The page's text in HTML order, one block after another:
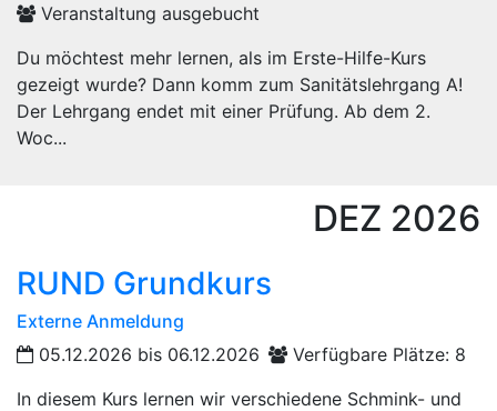
Veranstaltung ausgebucht
Du möchtest mehr lernen, als im Erste-Hilfe-Kurs
gezeigt wurde? Dann komm zum Sanitätslehrgang A!
Der Lehrgang endet mit einer Prüfung. Ab dem 2.
Woc...
DEZ 2026
RUND Grundkurs
Externe Anmeldung
05.12.2026 bis 06.12.2026
Verfügbare Plätze: 8
In diesem Kurs lernen wir verschiedene Schmink- und